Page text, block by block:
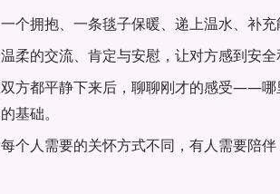
一个拥抱、一条毯子保暖、递上温水、补充
柔的交流、肯定与安慰，让对方感到安全
双方都平静下来后，聊聊刚才的感受——
基础。
每个人需要的关怀方式不同，有人需要陪